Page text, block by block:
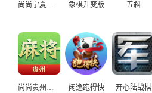
尚尚宁夏麻将 象棋升变版 五斜
尚尚贵州麻将 闲逸跑得快 开心陆战棋